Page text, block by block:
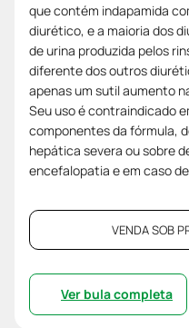
que contém indapamida
diurético, e a maioria dos
de urina produzida pelos
diferente dos outros
apenas um sutil aumento
Seu uso é contraindicado
componentes da fórmula,
hepática severa ou sobre
encefalopatia e em caso
VENDA SOB
Ver bula completa